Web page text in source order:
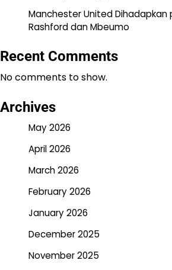
Manchester United Dihadapkan
Rashford dan Mbeumo
Recent Comments
No comments to show.
Archives
May 2026
April 2026
March 2026
February 2026
January 2026
December 2025
November 2025